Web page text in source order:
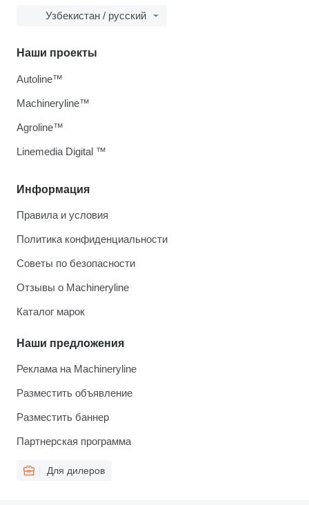
Узбекистан / русский
Информация
Правила и условия
Политика конфиденциальности
Советы по безопасности
Отзывы о Machineryline
Каталог марок
Наши предложения
Реклама на Machineryline
Разместить объявление
Разместить баннер
Партнерская программа
Для дилеров
Наши проекты
Autoline™
Machineryline™
Agroline™
Linemedia Digital ™